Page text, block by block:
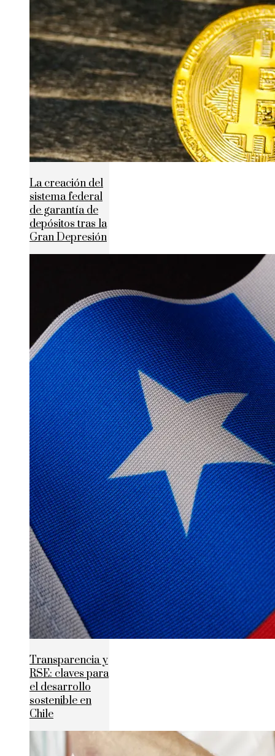
La creación del
sistema federal
de garantía de
depósitos tras la
Gran Depresión
Transparencia y
RSE: claves para
el desarrollo
sostenible en
Chile